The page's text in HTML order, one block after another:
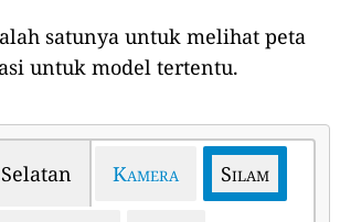
satunya untuk melihat peta
untuk model tertentu.
Kamera Silam